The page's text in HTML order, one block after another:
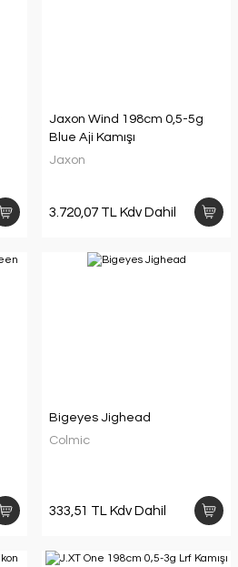
Jaxon Wind 198cm 0,5-5g
Blue Aji Kamışı
Jaxon
3.720,07 TL Kdv Dahil
Bigeyes Jighead
Colmic
333,51 TL Kdv Dahil